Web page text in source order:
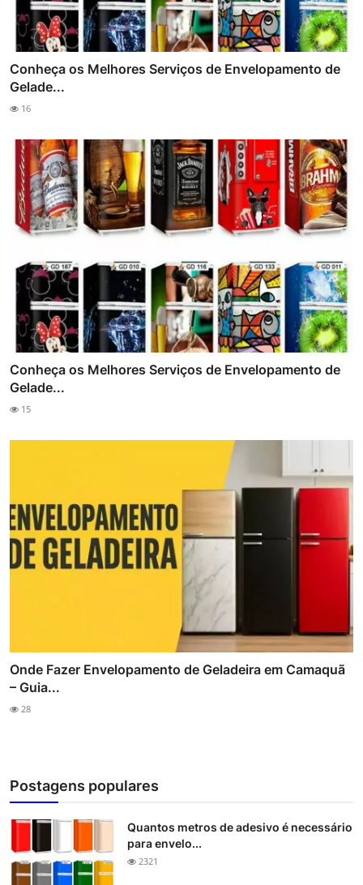
Conheça os Melhores Serviços de Envelopamento de
Gelade...
16
Conheça os Melhores Serviços de Envelopamento de
Gelade...
15
Onde Fazer Envelopamento de Geladeira em Camaquã
– Guia...
28
Postagens populares
Quantos metros de adesivo é necessário
para envelo...
2321